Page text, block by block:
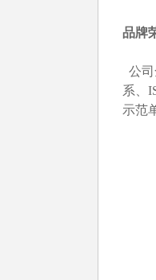
品牌
公
系、
示范